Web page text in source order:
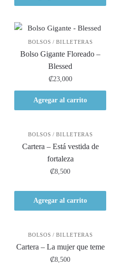
BOLSOS / BILLETERAS
Bolso Gigante Floreado –
Blessed
₡23,000
Agregar al carrito
BOLSOS / BILLETERAS
Cartera – Está vestida de
fortaleza
₡8,500
Agregar al carrito
BOLSOS / BILLETERAS
Cartera – La mujer que teme
₡8,500